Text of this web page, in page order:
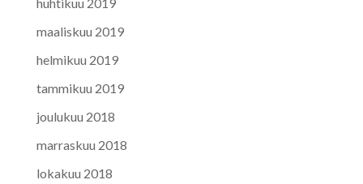
maaliskuu 2019
helmikuu 2019
tammikuu 2019
joulukuu 2018
marraskuu 2018
lokakuu 2018